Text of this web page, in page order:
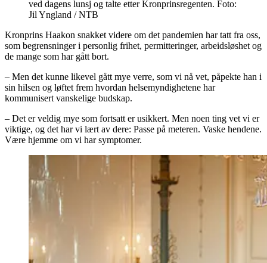
ved dagens lunsj og talte etter Kronprinsregenten. Foto:
Jil Yngland / NTB
Kronprins Haakon snakket videre om det pandemien har tatt fra oss,
som begrensninger i personlig frihet, permitteringer, arbeidsløshet og
de mange som har gått bort.
– Men det kunne likevel gått mye verre, som vi nå vet, påpekte han i
sin hilsen og løftet frem hvordan helsemyndighetene har
kommunisert vanskelige budskap.
– Det er veldig mye som fortsatt er usikkert. Men noen ting vet vi er
viktige, og det har vi lært av dere: Passe på meteren. Vaske hendene.
Være hjemme om vi har symptomer.